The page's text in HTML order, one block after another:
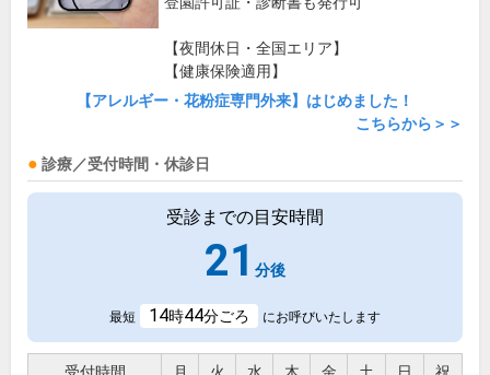
【夜間休日・全国エリア】
【健康保険適用】
【アレルギー・花粉症専門外来】はじめました！
こちらから＞＞
診療／受付時間・休診日
受診までの目安時間
21 分後
最短 14時44分ごろ にお呼びいたします